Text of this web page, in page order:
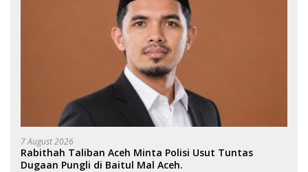
7 August 2026
Rabithah Taliban Aceh Minta Polisi Usut Tuntas
Dugaan Pungli di Baitul Mal Aceh.